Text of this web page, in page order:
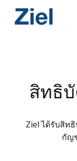
สิทธิ
Ziel ได้รับสิท
กัญ